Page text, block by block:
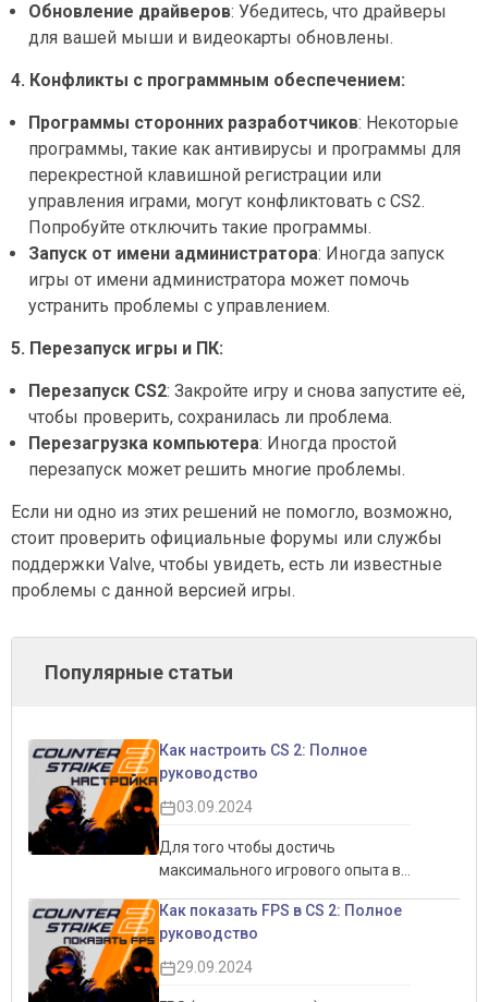
Обновление драйверов: Убедитесь, что драйверы
для вашей мыши и видеокарты обновлены.
4. Конфликты с программным обеспечением:
Программы сторонних разработчиков: Некоторые
программы, такие как антивирусы и программы для
перекрестной клавишной регистрации или
управления играми, могут конфликтовать с CS2.
Попробуйте отключить такие программы.
Запуск от имени администратора: Иногда запуск
игры от имени администратора может помочь
устранить проблемы с управлением.
5. Перезапуск игры и ПК:
Перезапуск CS2: Закройте игру и снова запустите её,
чтобы проверить, сохранилась ли проблема.
Перезагрузка компьютера: Иногда простой
перезапуск может решить многие проблемы.
Если ни одно из этих решений не помогло, возможно,
стоит проверить официальные форумы или службы
поддержки Valve, чтобы увидеть, есть ли известные
проблемы с данной версией игры.
Популярные статьи
Как настроить CS 2: Полное
руководство
03.09.2024
Для того чтобы достичь
максимального игрового опыта в
игру. Это не только позволит
увеличить производительность,
но и обеспечит более комфортный
Как показать FPS в CS 2: Полное
руководство
29.09.2024